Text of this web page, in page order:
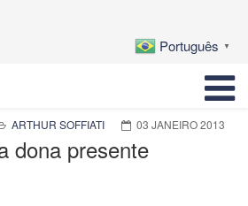
Português ▼
ARTHUR SOFFIATI 03 JANEIRO 2013
dona presente